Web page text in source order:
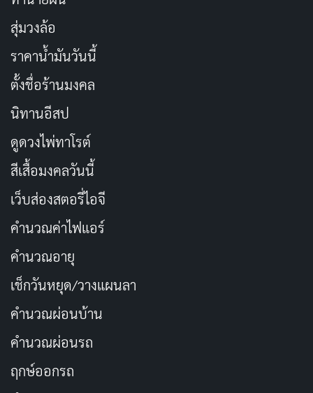
เสียงหัวเราะมาช่วยเบรกความเศร้า ทำให้หนังไม่หนักเกิน
ไป แต่ยังสื่อข้อความลึกซึ้งเกี่ยวกับการเยียวยาบาดแผลใน
ใจผ่านความรัก
สไตล์การเล่าเรื่องวุ่นวายเหมือนตัวนางเอกเอง มันคาดเดา
ไม่ได้ เหมือนรถไฟตกรางแต่สุดท้ายก็ถึงจุดหมายอย่าง
งดงาม ทำให้หนังเรื่องนี้กลายเป็นคลาสสิกที่ผู้ชมยังพูดถึง
หนังดัดแปลงมาจากบล็อกออนไลน์ที่เคยฮิตในเกาหลี ก่อน
เล่าในหนังเองด้วยว่ามันอ้างอิงจากเรื่องจริง ทำให้เรารู้สึก
อินมากขึ้น แม้บางช่วงจะเหมือนมังงะ แต่ความรุนแรงของ
เธอคือสัญลักษณ์แทนความเจ็บปวดในใจ
มันไม่ใช่หนังโรแมนติกคอมเมดี้สูตรสำเร็จ แต่เล่นกับ
ประเด็นบทบาทชายหญิงจนกลายเป็นหนังที่แหวกแนว
สุ่มวงล้อ
ราคาน้ำมันวันนี้
ตั้งชื่อร้านมงคล
นิทานอีสป
ดูดวงไพ่ทาโรต์
สีเสื้อมงคลวันนี้
เว็บส่องสตอรี่ไอจี
คำนวณค่าไฟแอร์
คำนวณอายุ
เช็กวันหยุด/วางแผนลา
คำนวณผ่อนบ้าน
คำนวณผ่อนรถ
ฤกษ์ออกรถ